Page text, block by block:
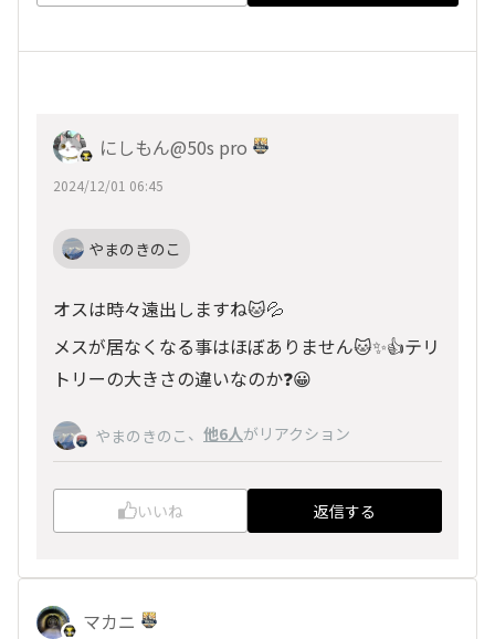
にしもん@50s pro
2024/12/01 06:45
やまのきのこ
オスは時々遠出しますね🐱💦
メスが居なくなる事はほぼありません🐱✨👍テリ
トリーの大きさの違いなのか❓️😀
やまのきのこ 、 他6人がリアクション
いいね 返信する
マカニ